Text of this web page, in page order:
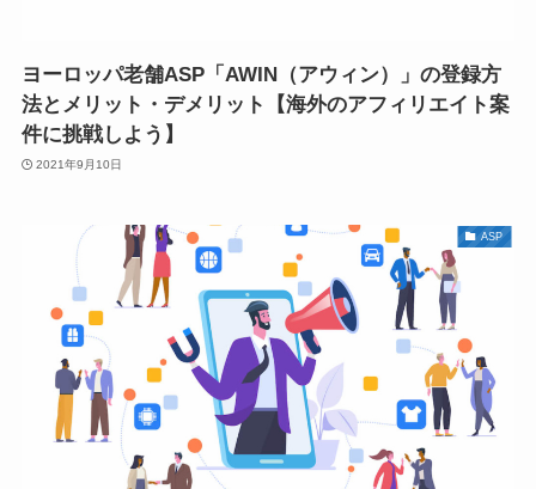
ヨーロッパ老舗ASP「AWIN（アウィン）」の登録方
法とメリット・デメリット【海外のアフィリエイト案
件に挑戦しよう】
2021年9月10日
ASP